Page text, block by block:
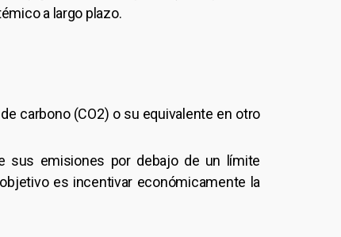
a largo plazo.
carbono (CO2) o su equivalente en otro
sus emisiones por debajo de un límite
es incentivar económicamente la